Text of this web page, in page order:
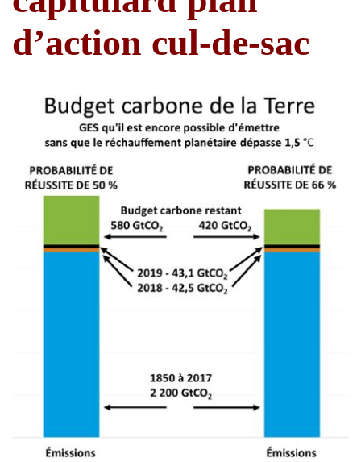
d’action cul-de-sac